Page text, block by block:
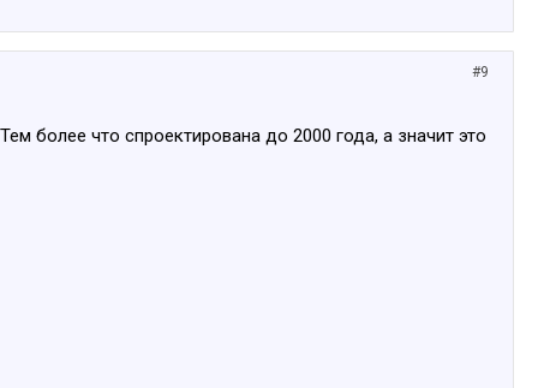
#9
более что спроектирована до 2000 года, а значит это